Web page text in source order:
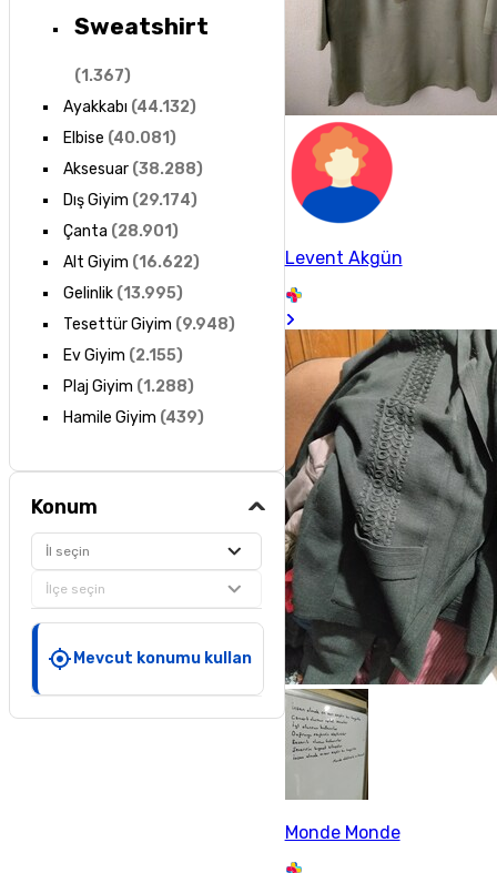
Sweatshirt
(1.367)
Ayakkabı (44.132)
Elbise (40.081)
Aksesuar(38.288)
Dış Giyim (29.174)
Çanta (28.901)
Alt Giyim (16.622)
Gelinlik(13.995)
Tesettür Giyim (9.948)
Ev Giyim (2.155)
Plaj Giyim (1.288)
Hamile Giyim (439)
Konum
İl seçin
İlçe seçin
Mevcut konumu kullan
Levent Akgün
Monde Monde